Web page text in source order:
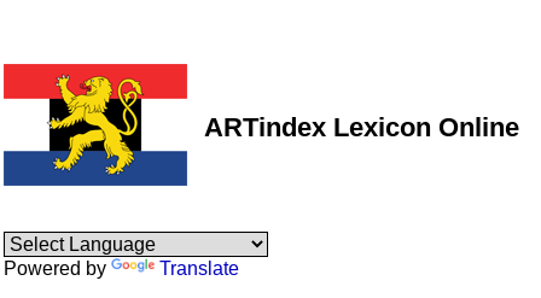
ARTindex Lexicon Online
Powered by Translate